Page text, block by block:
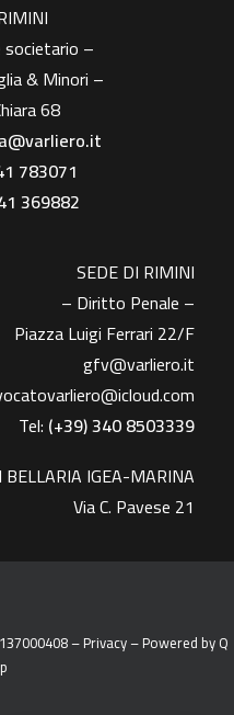
–
& Minori –
68
783071
369882
SEDE DI RIMINI
– Diritto Penale –
Piazza Luigi Ferrari 22/F
gfv@varliero.it
Tel: (+39) 340 8503339
BELLARIA IGEA-MARINA
Via C. Pavese 21
–Privacy– Powered byQ